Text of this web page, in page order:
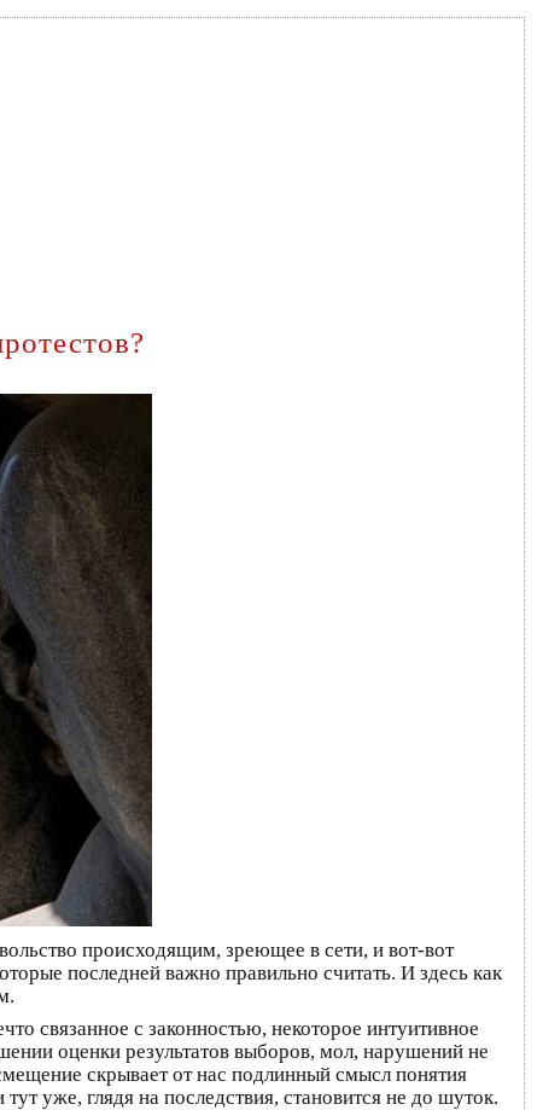
происходящим, зреющее в сети, и вот-вот
последней важно правильно считать. И здесь как
связанное с законностью, некоторое интуитивное
оценки результатов выборов, мол, нарушений не
скрывает от нас подлинный смысл понятия
уже, глядя на последствия, становится не до шуток.